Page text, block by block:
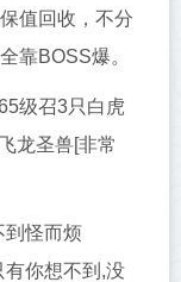
值回收，不分
靠BOSS爆。
级召3只白虎
龙圣兽[非常
到怪而烦
你想不到,没